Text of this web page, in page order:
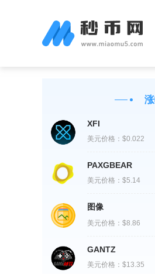
XFI
美元价格： $0.022
PAXGBEAR
美元价格： $5.14
图像
美元价格： $8.86
GANTZ
美元价格： $13.35